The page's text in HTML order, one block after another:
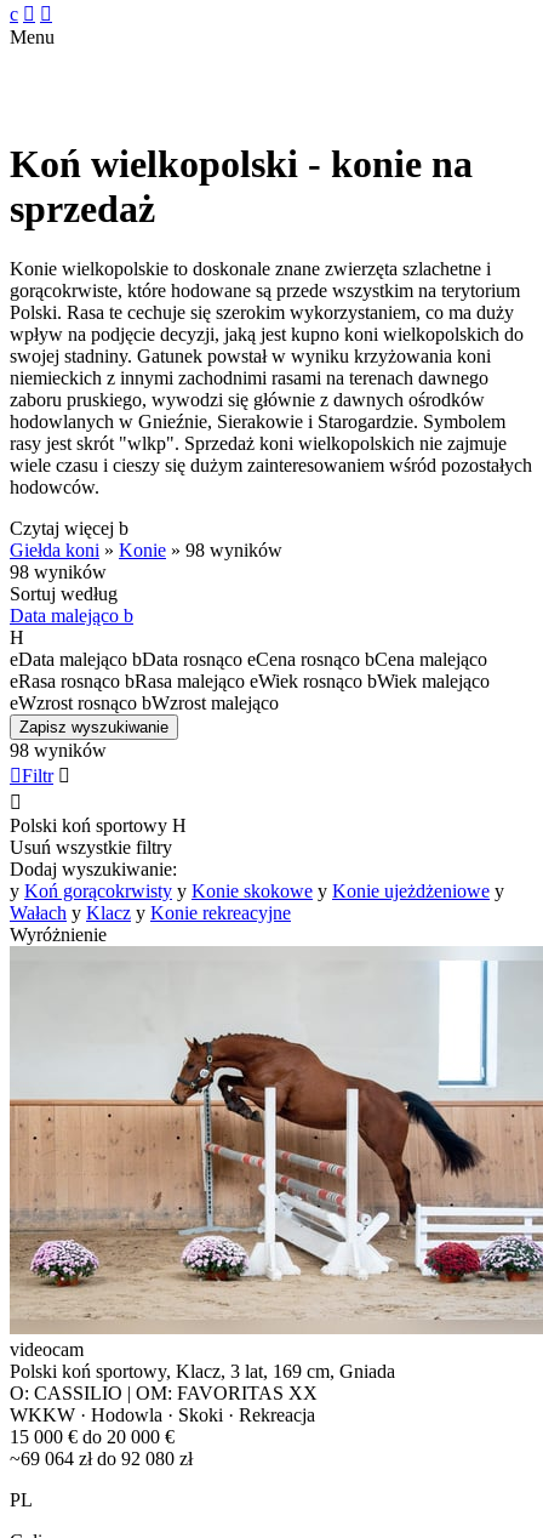
c  
Menu
Koń wielkopolski - konie na
sprzedaż
Konie wielkopolskie to doskonale znane zwierzęta szlachetne i
gorącokrwiste, które hodowane są przede wszystkim na terytorium
Polski. Rasa te cechuje się szerokim wykorzystaniem, co ma duży
wpływ na podjęcie decyzji, jaką jest kupno koni wielkopolskich do
swojej stadniny. Gatunek powstał w wyniku krzyżowania koni
niemieckich z innymi zachodnimi rasami na terenach dawnego
zaboru pruskiego, wywodzi się głównie z dawnych ośrodków
hodowlanych w Gnieźnie, Sierakowie i Starogardzie. Symbolem
rasy jest skrót "wlkp". Sprzedaż koni wielkopolskich nie zajmuje
wiele czasu i cieszy się dużym zainteresowaniem wśród pozostałych
hodowców.
Czytaj więcej b
Giełda koni » Konie » 98 wyników
98 wyników
Sortuj według
Data malejąco b
H
eData malejąco bData rosnąco eCena rosnąco bCena malejąco
eRasa rosnąco bRasa malejąco eWiek rosnąco bWiek malejąco
eWzrost rosnąco bWzrost malejąco
Zapisz wyszukiwanie
98 wyników
Filtr 

Polski koń sportowy H
Usuń wszystkie filtry
Dodaj wyszukiwanie:
y Koń gorącokrwisty y Konie skokowe y Konie ujeżdżeniowe y
Wałach y Klacz y Konie rekreacyjne
Wyróżnienie
videocam
Polski koń sportowy, Klacz, 3 lat, 169 cm, Gniada
O: CASSILIO | OM: FAVORITAS XX
WKKW · Hodowla · Skoki · Rekreacja
15 000 € do 20 000 €
~69 064 zł do 92 080 zł
PL